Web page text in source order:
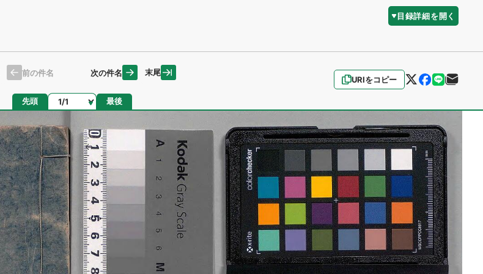
目録詳細を開く
URIをコピー
前の件名 次の件名 末尾
先頭 ページ 最後